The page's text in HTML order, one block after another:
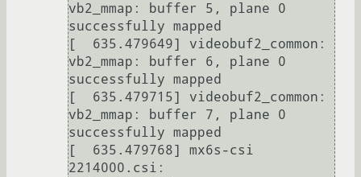
vb2_mmap: buffer 5, plane 0
successfully mapped
[  635.479649] videobuf2_common:
vb2_mmap: buffer 6, plane 0
successfully mapped
[  635.479715] videobuf2_common:
vb2_mmap: buffer 7, plane 0
successfully mapped
[  635.479768] mx6s-csi
2214000.csi: